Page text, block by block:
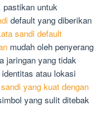
pastikan untuk
default yang diberikan
sandi default
mudah oleh penyerang
jaringan yang tidak
atau lokasi
yang kuat dengan
yang sulit ditebak